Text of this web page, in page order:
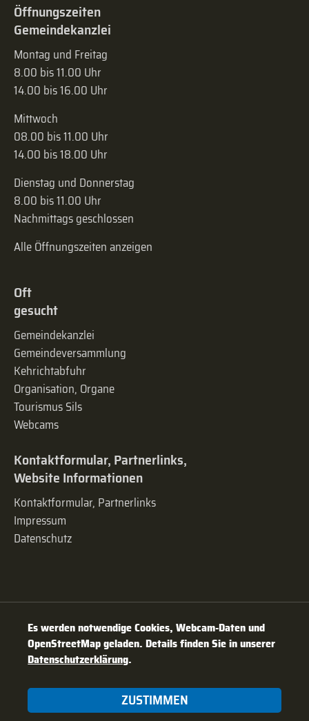
Öffnungszeiten
Gemeindekanzlei
Montag und Freitag
8.00 bis 11.00 Uhr
14.00 bis 16.00 Uhr
Mittwoch
08.00 bis 11.00 Uhr
14.00 bis 18.00 Uhr
Dienstag und Donnerstag
8.00 bis 11.00 Uhr
Nachmittags geschlossen
Alle Öffnungszeiten anzeigen
Oft
gesucht
Gemeindekanzlei
Gemeinde­versammlung
Kehrichtabfuhr
Organisation, Organe
Tourismus Sils
Webcams
Kontaktformular, Partnerlinks,
Website Informationen
Kontaktformular, Partnerlinks
Impressum
Datenschutz
Es werden notwendige Cookies, Webcam-Daten und
OpenStreetMap geladen. Details finden Sie in unserer
Datenschutzerklärung.
ZUSTIMMEN